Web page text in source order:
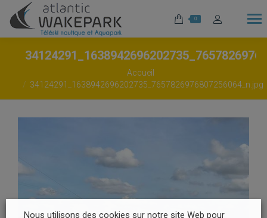
0
Accueil
34124291_1638942696202735_7657826976807256064_n.jpg
Nous utilisons des cookies sur notre site Web pour